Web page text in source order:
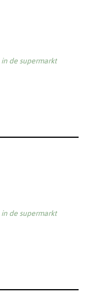
de supermarkt
de supermarkt